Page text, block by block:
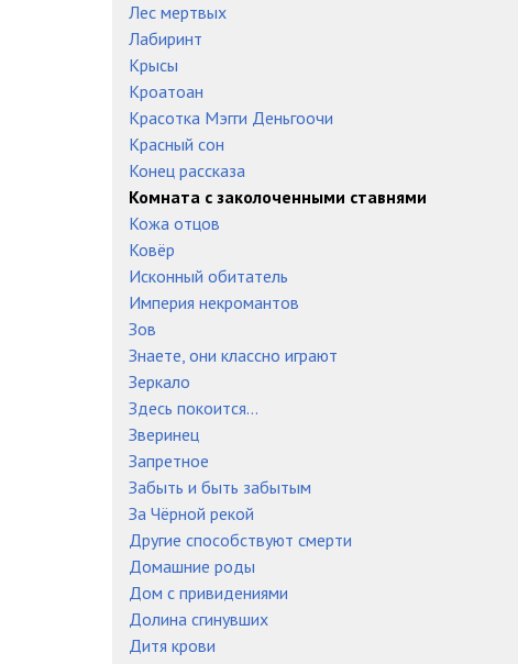
Лес мертвых
Лабиринт
Крысы
Кроатоан
Красотка Мэгги Деньгоочи
Красный сон
Конец рассказа
Комната с заколоченными ставнями
Кожа отцов
Ковёр
Исконный обитатель
Империя некромантов
Зов
Знаете, они классно играют
Зеркало
Здесь покоится...
Зверинец
Запретное
Забыть и быть забытым
За Чёрной рекой
Другие способствуют смерти
Домашние роды
Дом с привидениями
Долина сгинувших
Дитя крови